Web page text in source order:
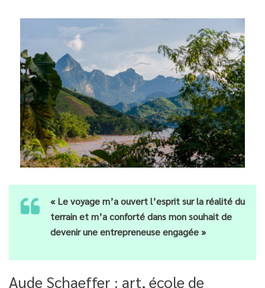
« Le voyage m’a ouvert l’esprit sur la réalité du
terrain et m’a conforté dans mon souhait de
devenir une entrepreneuse engagée »
Aude Schaeffer : art, école de